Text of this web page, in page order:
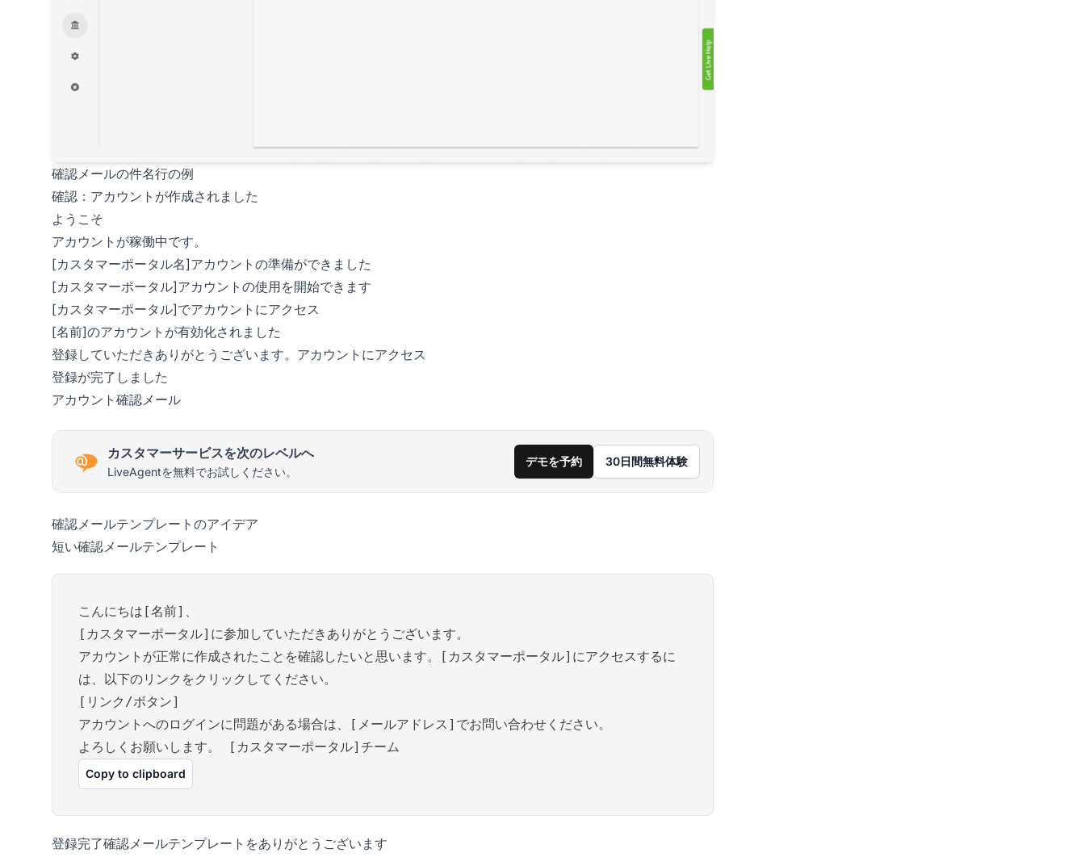
確認メールの件名行の例
確認：アカウントが作成されました
ようこそ
アカウントが稼働中です。
[カスタマーポータル名]アカウントの準備ができました
[カスタマーポータル]アカウントの使用を開始できます
[カスタマーポータル]でアカウントにアクセス
[名前]のアカウントが有効化されました
登録していただきありがとうございます。アカウントにアクセス
登録が完了しました
アカウント確認メール
カスタマーサービスを次のレベルへ
LiveAgentを無料でお試しください。
デモを予約 30日間無料体験
確認メールテンプレートのアイデア
短い確認メールテンプレート
こんにちは[名前]、
[カスタマーポータル]に参加していただきありがとうございます。
アカウントが正常に作成されたことを確認したいと思います。[カスタマーポータル]にアクセスするに
は、以下のリンクをクリックしてください。
[リンク/ボタン]
アカウントへのログインに問題がある場合は、[メールアドレス]でお問い合わせください。
よろしくお願いします。 [カスタマーポータル]チーム
Copy to clipboard
登録完了確認メールテンプレートをありがとうございます